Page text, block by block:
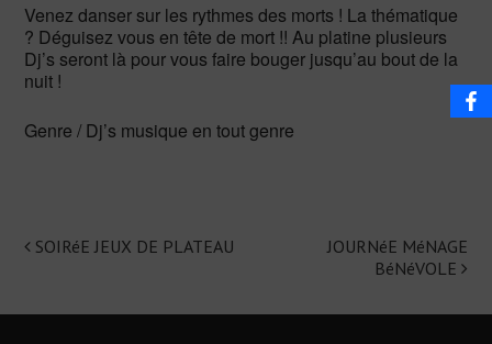
Venez danser sur les rythmes des morts ! La thématique
? Déguisez vous en tête de mort !! Au platine plusieurs
Dj’s seront là pour vous faire bouger jusqu’au bout de la
nuit !
Genre / Dj’s musique en tout genre
Navigation
SOIRéE JEUX DE PLATEAU
JOURNéE MéNAGE
BéNéVOLE